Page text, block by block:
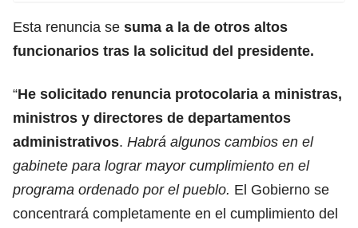
Esta renuncia se suma a la de otros altos
funcionarios tras la solicitud del presidente.
“He solicitado renuncia protocolaria a ministras,
ministros y directores de departamentos
administrativos. Habrá algunos cambios en el
gabinete para lograr mayor cumplimiento en el
programa ordenado por el pueblo. El Gobierno se
concentrará completamente en el cumplimiento del